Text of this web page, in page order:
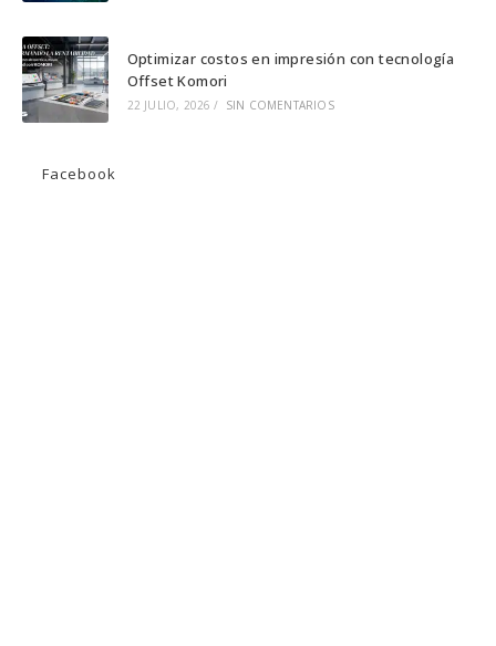
Optimizar costos en impresión con tecnología
Offset Komori
22 JULIO, 2026 / SIN COMENTARIOS
Facebook